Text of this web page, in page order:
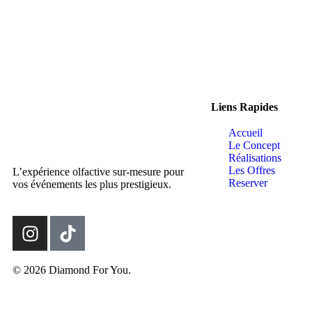
L’expérience olfactive sur-mesure pour
vos événements les plus prestigieux.
Liens Rapides
Accueil
Le Concept
Réalisations
Les Offres
Reserver
© 2026 Diamond For You.